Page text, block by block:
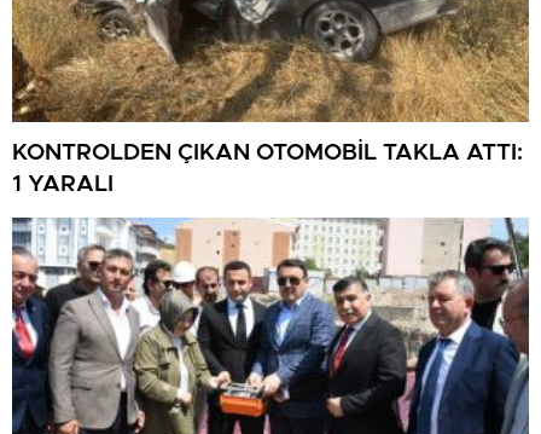
KONTROLDEN ÇIKAN OTOMOBİL TAKLA ATTI:
1 YARALI